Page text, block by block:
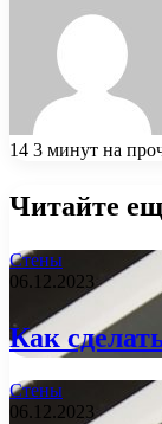
14 3 минут на
Читайте
Стены
06.12.2023
Как
Стены
06.12.2023